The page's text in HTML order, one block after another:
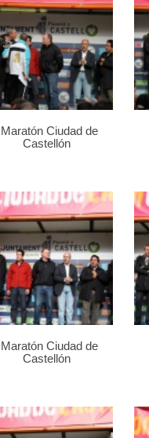
I Maratón Ciudad de
Castellón
I Maratón Ciudad de
Castellón